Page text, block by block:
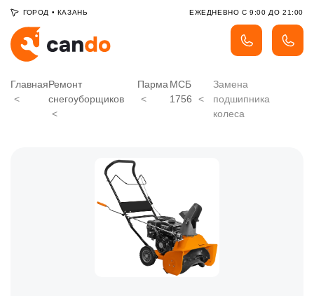
ГОРОД • КАЗАНЬ ЕЖЕДНЕВНО С 9:00 ДО 21:00
ГлавнаяРемонт
снегоуборщиков
Парма МСБ
1756
Замена
подшипника
колеса